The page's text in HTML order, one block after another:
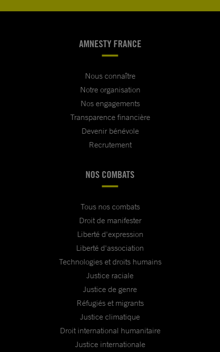
AMNESTY FRANCE
Nous connaître
Notre organisation
Nos engagements
Transparence financière
Devenir bénévole
Recrutement
NOS COMBATS
Tous nos combats
Droit de manifester
Liberté d'expression
Liberté d'association
Technologies et droits humains
Justice raciale
Justice de genre
Réfugiés et migrants
Justice climatique
Droit international humanitaire
Justice internationale